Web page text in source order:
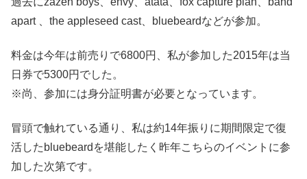
apart 、the appleseed cast、bluebeardなどが参加。
料金は今年は前売りで6800円、私が参加した2015年は当
日券で5300円でした。
※尚、参加には身分証明書が必要となっています。
冒頭で触れている通り、私は約14年振りに期間限定で復
活したbluebeardを堪能したく昨年こちらのイベントに参
加した次第です。